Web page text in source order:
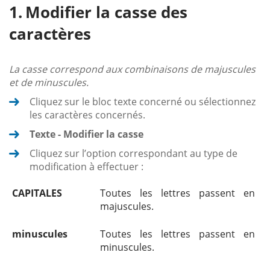
Modifier la casse des
caractères
La casse correspond aux combinaisons de majuscules
et de minuscules.
Cliquez sur le bloc texte concerné ou sélectionnez
les caractères concernés.
Texte - Modifier la casse
Cliquez sur l’option correspondant au type de
modification à effectuer :
CAPITALES
Toutes les lettres passent en
majuscules.
minuscules
Toutes les lettres passent en
minuscules.